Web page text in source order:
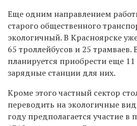
Еще одним направлением
старого общественного
экологичный. В Красноярске
65 троллейбусов и 25
планируется приобрести еще
зарядные станции для них.
Кроме этого частный сектор
переводить на экологичные
году предполагается участие в